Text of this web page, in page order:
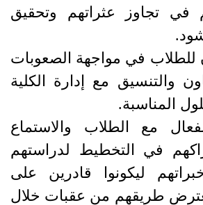
في تجاوز عثراتهم وتحقيق
للطلاب في مواجهة الصعوبات
والتنسيق مع إدارة الكلية
المناسبة.
مع الطلاب والاستماع
في التخطيط لدراستهم
ليكونوا قادرين على
طريقهم من عقبات خلال